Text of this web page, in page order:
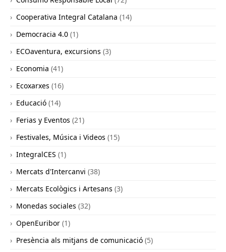
Cooperativa Integral Catalana (14)
Democracia 4.0 (1)
ECOaventura, excursions (3)
Economia (41)
Ecoxarxes (16)
Educació (14)
Ferias y Eventos (21)
Festivales, Música i Videos (15)
IntegralCES (1)
Mercats d'Intercanvi (38)
Mercats Ecològics i Artesans (3)
Monedas sociales (32)
OpenEuribor (1)
Presència als mitjans de comunicació (5)